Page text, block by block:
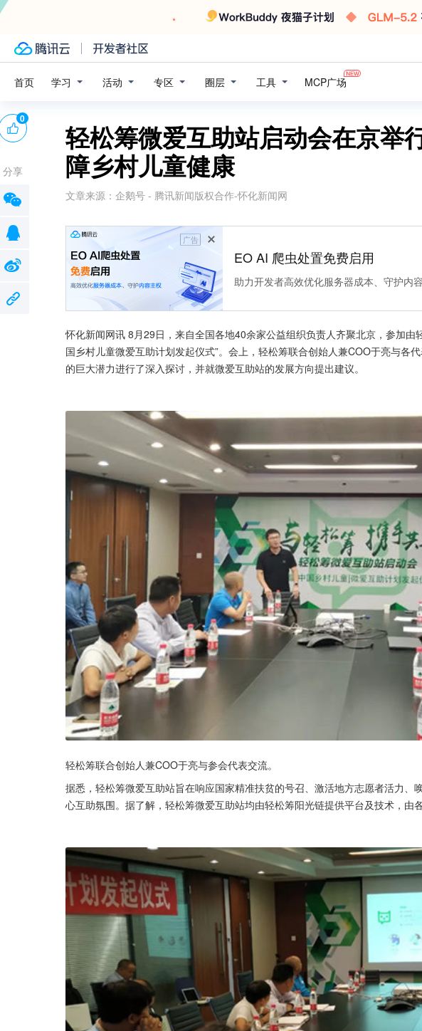
首页 学习 活动 专区 圈层 工具 MCP广场
轻松筹微爱互助站启动会在京举
障乡村儿童健康
文章来源： 企鹅号 - 腾讯新闻版权合作-怀化新闻网
广告
EO AI 爬虫处置免费启用
助力开发者高效优化服务器成本、守护内
怀化新闻网讯 8月29日，来自全国各地40余家公益组织负责人齐聚北京，参加由
国乡村儿童微爱互助计划发起仪式”。会上，轻松筹联合创始人兼COO于亮与各
的巨大潜力进行了深入探讨，并就微爱互助站的发展方向提出建议。
轻松筹联合创始人兼COO于亮与参会代表交流。
据悉，轻松筹微爱互助站旨在响应国家精准扶贫的号召、激活地方志愿者活力、
心互助氛围。据了解，轻松筹微爱互助站均由轻松筹阳光链提供平台及技术，由
0
分享